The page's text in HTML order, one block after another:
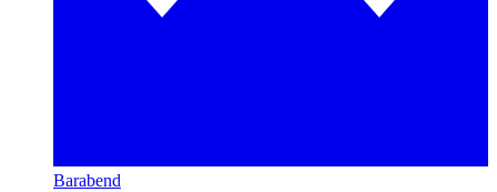
Barabend